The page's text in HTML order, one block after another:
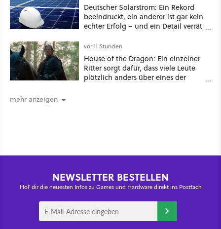
Deutscher Solarstrom: Ein Rekord
beeindruckt, ein anderer ist gar kein
echter Erfolg – und ein Detail verrät
jede Zahl
vor 11 Stunden
House of the Dragon: Ein einzelner
Ritter sorgt dafür, dass viele Leute
plötzlich anders über eines der
mehr anzeigen
NEWSLETTER BESTELLEN
Hol' dir die neuesten Infos zu Games und Hardware direkt ins Postfach